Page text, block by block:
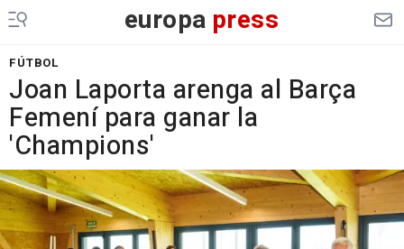
europa press
FÚTBOL
Joan Laporta arenga al Barça
Femení para ganar la
'Champions'